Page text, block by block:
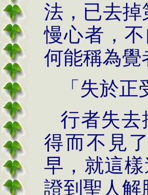
法，已去
慢心者，
何能稱為覺
「失於
行者失去
得而不見
早，就這
證到聖人解